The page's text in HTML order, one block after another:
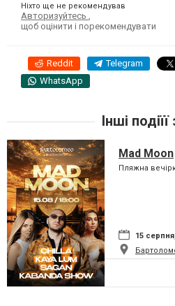
Ніхто ще не рекомендував
Авторизуйтесь
щоб оцінити і порекомендувати
Reddit Telegram
WhatsApp
Інші
Mad Moon
Пляжна
15